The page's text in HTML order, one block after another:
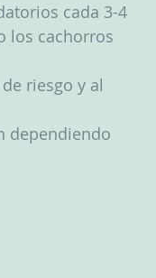
cada 3-4
los cachorros
riesgo y al
dependiendo